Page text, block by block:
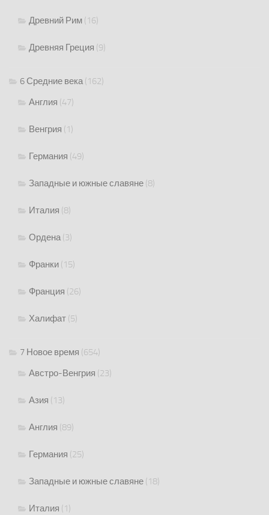
Древний Рим (16)
Древняя Греция (9)
6 Средние века(162)
Англия (47)
Венгрия (1)
Германия (49)
Западные и южные славяне (8)
Италия (8)
Ордена(3)
Франки (15)
Франция (26)
Халифат (5)
7 Новое время (654)
Австро-Венгрия (23)
Азия (13)
Англия (89)
Германия (25)
Западные и южные славяне (18)
Италия (1)